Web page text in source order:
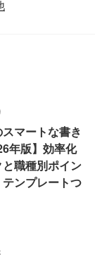
マートな書き
年版】効率化
職種別ポイン
テンプレートつ